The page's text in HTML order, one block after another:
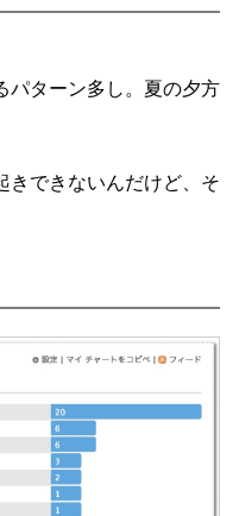
パターン多し。夏の夕方
きできないんだけど、そ